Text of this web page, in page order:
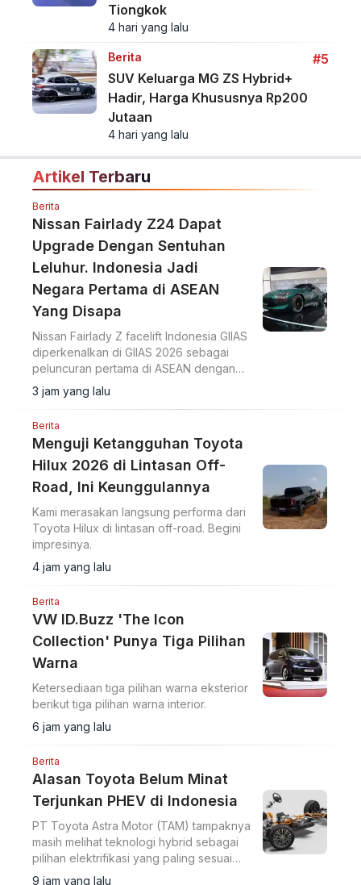
Tiongkok
4 hari yang lalu
Berita
#5
SUV Keluarga MG ZS Hybrid+
Hadir, Harga Khususnya Rp200
Jutaan
4 hari yang lalu
Artikel Terbaru
Berita
Nissan Fairlady Z24 Dapat
Upgrade Dengan Sentuhan
Leluhur. Indonesia Jadi
Negara Pertama di ASEAN
Yang Disapa
Nissan Fairlady Z facelift Indonesia GIIAS
diperkenalkan di GIIAS 2026 sebagai
peluncuran pertama di ASEAN dengan
upgrade desain bumper G-nose
terinspirasi generasi S30.
3 jam yang lalu
Berita
Menguji Ketangguhan Toyota
Hilux 2026 di Lintasan Off-
Road, Ini Keunggulannya
Kami merasakan langsung performa dari
Toyota Hilux di lintasan off-road. Begini
impresinya.
4 jam yang lalu
Berita
VW ID.Buzz 'The Icon
Collection' Punya Tiga Pilihan
Warna
Ketersediaan tiga pilihan warna eksterior
berikut tiga pilihan warna interior.
6 jam yang lalu
Berita
Alasan Toyota Belum Minat
Terjunkan PHEV di Indonesia
PT Toyota Astra Motor (TAM) tampaknya
masih melihat teknologi hybrid sebagai
pilihan elektrifikasi yang paling sesuai
untuk pasar Indonesia.
9 jam yang lalu